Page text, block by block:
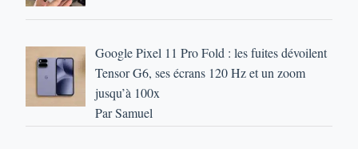
Google Pixel 11 Pro Fold : les fuites dévoilent
Tensor G6, ses écrans 120 Hz et un zoom
jusqu’à 100x
Par Samuel